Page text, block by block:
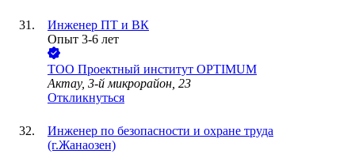
Инженер ПТ и ВК
Опыт 3-6 лет
ТОО Проектный институт OPTIMUM
Актау, 3-й микрорайон, 23
Откликнуться
Инженер по безопасности и охране труда
(г.Жанаозен)